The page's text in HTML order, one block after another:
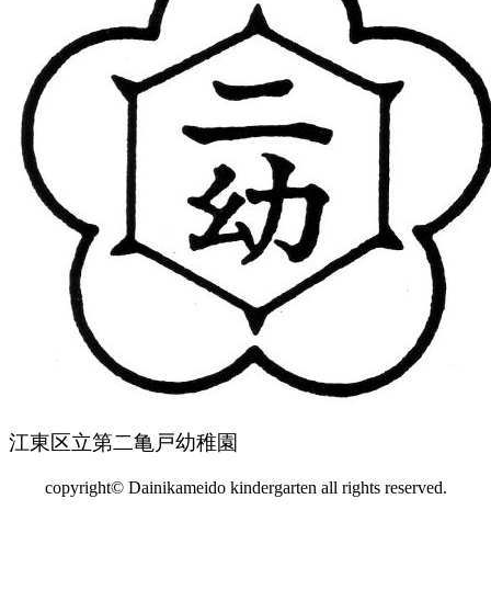
江東区立第二亀戸幼稚園
copyright© Dainikameido kindergarten all rights reserved.